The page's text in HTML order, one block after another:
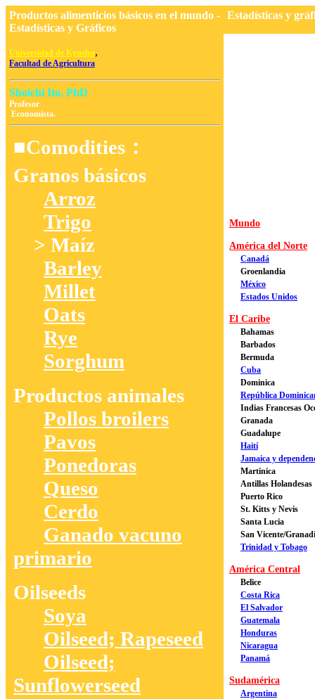
Productos alimenticios básicos en el mundo -
Estadísticas y Gráficos
Universidad de Kyushu,
Facultad de Agricultura
Shoichi Ito, PhD
Profesor
Economista.
■Comodities：
Granos básicos
Arroz
Trigo
> Maíz
Barley
Millet
Oats
Rye
Sorghum
Productos animales
Pollos broilers
Pavos
Ponedoras
Queso
Cerdo
Ganado vacuno
primario
Oilseeds
Soya
Oilseed; Rapeseed
Oilseed;
Sunflowerseed
Estadísticas y
Mundo
América del Norte
Canadá
Groenlandia
México
Estados Unidos
El Caribe
Bahamas
Barbados
Bermuda
Cuba
Dominica
República
Indias Francesas
Granada
Guadalupe
Haití
Jamaica y
Martinica
Antillas Holandesas
Puerto Rico
St. Kitts y Nevis
Santa Lucia
San Vicente/
Trinidad y Tobago
América Central
Belice
Costa Rica
El Salvador
Guatemala
Honduras
Nicaragua
Panamá
Sudamérica
Argentina